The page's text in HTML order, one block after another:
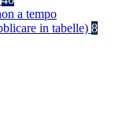
a tempo
in tabelle) 8